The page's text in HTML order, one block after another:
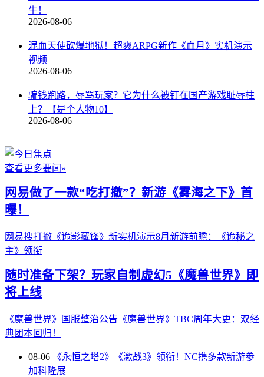
生！
2026-08-06
混血天使砍爆地狱！超爽ARPG新作《血月》实机演示
视频
2026-08-06
骗钱跑路，辱骂玩家？它为什么被钉在国产游戏耻辱柱
上？【是个人物10】
2026-08-06
查看更多要闻»
网易做了一款“吃打撤”？新游《雾海之下》首
曝！
网易搜打撤《诡影藏锋》新实机演示8月新游前瞻：《诡秘之
主》领衔
随时准备下架？玩家自制虚幻5《魔兽世界》即
将上线
《魔兽世界》国服整治公告 《魔兽世界》TBC周年大更：双经
典团本回归！
08-06
《永恒之塔2》《激战3》领衔！NC携多款新游参
加科隆展